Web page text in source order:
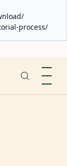
process/